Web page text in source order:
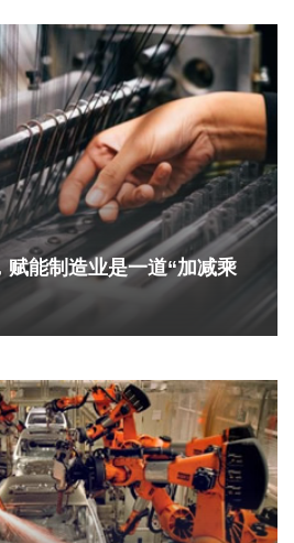
赋能制造业是一道“加减乘